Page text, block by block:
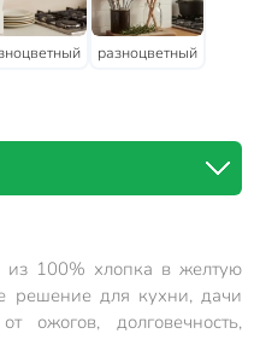
разноцветный
из 100% хлопка в желтую
решение для кухни, дачи
ожогов, долговечность,